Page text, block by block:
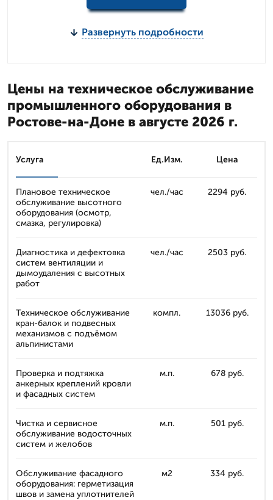
Развернуть подробности
Цены на техническое обслуживание
промышленного оборудования в
Ростове-на-Доне в августе 2026 г.
Услуга Ед.Изм. Цена
Плановое техническое
обслуживание высотного
оборудования (осмотр,
смазка, регулировка)
чел./час 2294 руб.
Диагностика и дефектовка
систем вентиляции и
дымоудаления с высотных
работ
чел./час 2503 руб.
Техническое обслуживание
кран-балок и подвесных
механизмов с подъёмом
альпинистами
компл. 13036 руб.
Проверка и подтяжка
анкерных креплений кровли
и фасадных систем
м.п. 678 руб.
Чистка и сервисное
обслуживание водосточных
систем и желобов
м.п. 501 руб.
Обслуживание фасадного
оборудования: герметизация
швов и заменa уплотнителей
м2 334 руб.